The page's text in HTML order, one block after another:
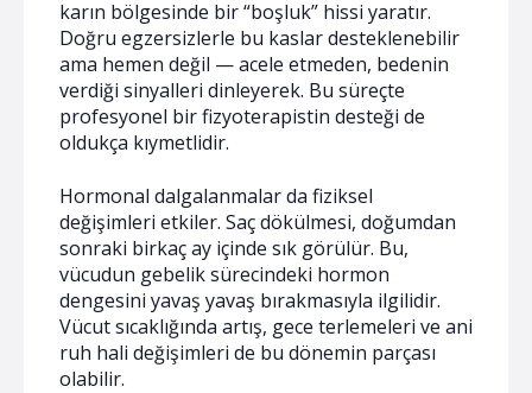
karın bölgesinde bir “boşluk” hissi yaratır.
Doğru egzersizlerle bu kaslar desteklenebilir
ama hemen değil — acele etmeden, bedenin
verdiği sinyalleri dinleyerek. Bu süreçte
profesyonel bir fizyoterapistin desteği de
oldukça kıymetlidir.
Hormonal dalgalanmalar da fiziksel
değişimleri etkiler. Saç dökülmesi, doğumdan
sonraki birkaç ay içinde sık görülür. Bu,
vücudun gebelik sürecindeki hormon
dengesini yavaş yavaş bırakmasıyla ilgilidir.
Vücut sıcaklığında artış, gece terlemeleri ve ani
ruh hali değişimleri de bu dönemin parçası
olabilir.